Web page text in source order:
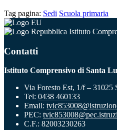
Tag pagina: Sedi Scuola primaria
Istituto
Contatti
Istituto Comprensivo di Santa
Via Foresto Est, 1/f –
Tel: 0438 460133
Email:
PEC:
C.F.: 82003230263